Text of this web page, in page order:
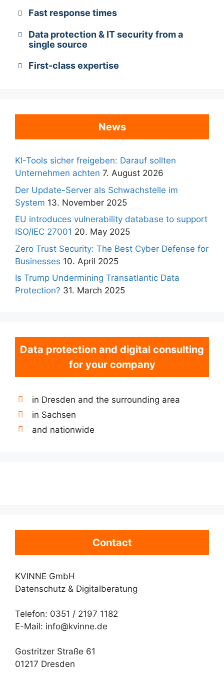
Fast response times
Data protection & IT security from a
single source
First-class expertise
News
KI-Tools sicher freigeben: Darauf sollten
Unternehmen achten 7. August 2026
Der Update-Server als Schwachstelle im
System 13. November 2025
EU introduces vulnerability database to support
ISO/IEC 27001 20. May 2025
Zero Trust Security: The Best Cyber Defense for
Businesses 10. April 2025
Is Trump Undermining Transatlantic Data
Protection? 31. March 2025
Data protection and digital consulting
for your company
in Dresden and the surrounding area
in Sachsen
and nationwide
Contact
KVINNE GmbH
Datenschutz & Digitalberatung
Telefon: 0351 / 2197 1182
E-Mail: info@kvinne.de
Gostritzer Straße 61
01217 Dresden